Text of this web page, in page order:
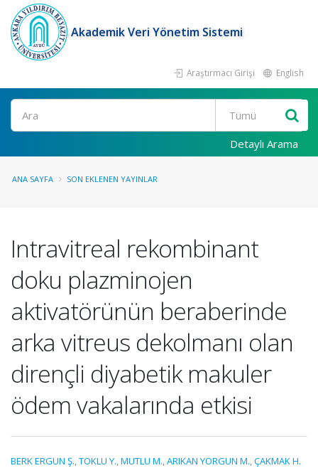
Akademik Veri Yönetim Sistemi
Araştırmacı Girişi English
Ara
Detaylı Arama
ANA SAYFA SON EKLENEN YAYINLAR
Intravitreal rekombinant
doku plazminojen
aktivatörünün beraberinde
arka vitreus dekolmanı olan
dirençli diyabetik makuler
ödem vakalarında etkisi
BERK ERGUN Ş.,TOKLU Y.,MUTLU M.,ARIKAN YORGUN M.,ÇAKMAK H.